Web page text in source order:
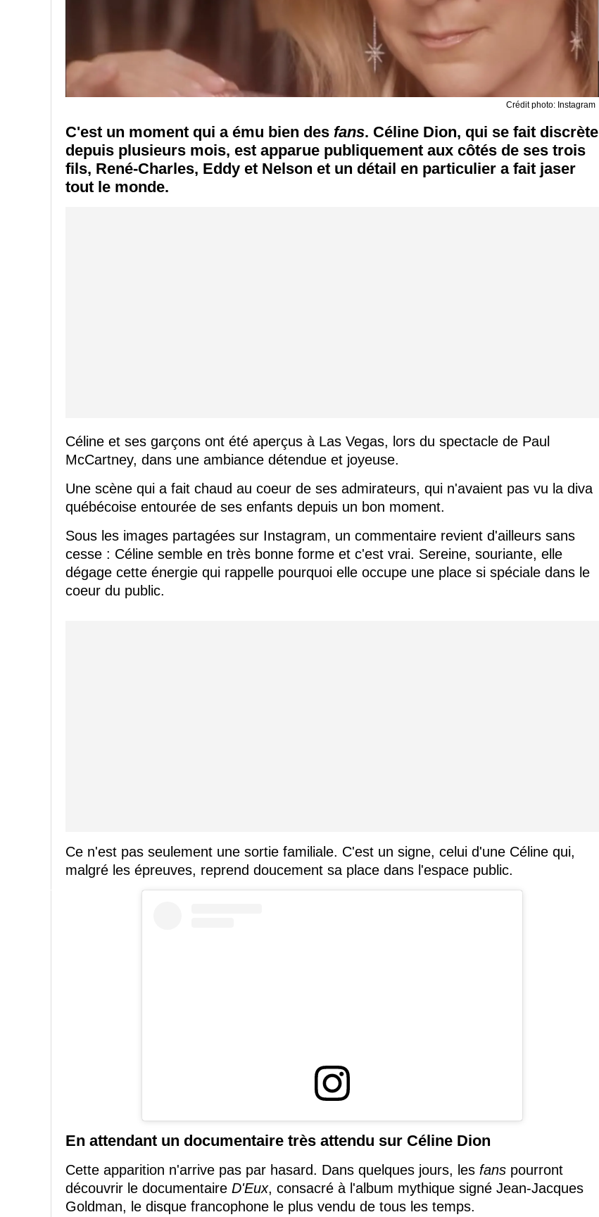
Crédit photo: Instagram
C'est un moment qui a ému bien des fans. Céline Dion, qui se fait discrète
depuis plusieurs mois, est apparue publiquement aux côtés de ses trois
fils, René-Charles, Eddy et Nelson et un détail en particulier a fait jaser
tout le monde.
Céline et ses garçons ont été aperçus à Las Vegas, lors du spectacle de Paul
McCartney, dans une ambiance détendue et joyeuse.
Une scène qui a fait chaud au coeur de ses admirateurs, qui n'avaient pas vu la diva
québécoise entourée de ses enfants depuis un bon moment.
Sous les images partagées sur Instagram, un commentaire revient d'ailleurs sans
cesse : Céline semble en très bonne forme et c'est vrai. Sereine, souriante, elle
dégage cette énergie qui rappelle pourquoi elle occupe une place si spéciale dans le
coeur du public.
Ce n'est pas seulement une sortie familiale. C'est un signe, celui d'une Céline qui,
malgré les épreuves, reprend doucement sa place dans l'espace public.
En attendant un documentaire très attendu sur Céline Dion
Cette apparition n'arrive pas par hasard. Dans quelques jours, les fans pourront
découvrir le documentaire D'Eux, consacré à l'album mythique signé Jean-Jacques
Goldman, le disque francophone le plus vendu de tous les temps.